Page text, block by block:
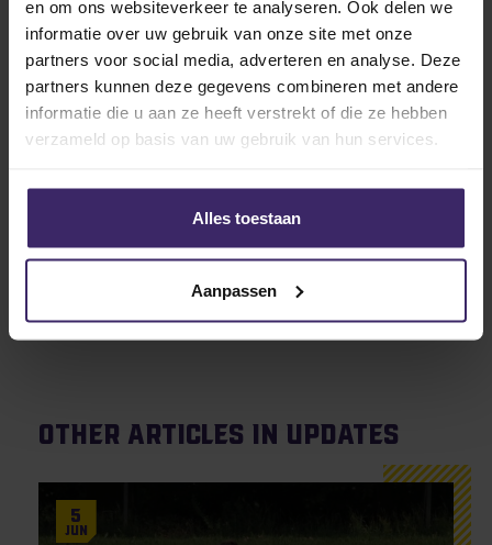
en om ons websiteverkeer te analyseren. Ook delen we
informatie over uw gebruik van onze site met onze
partners voor social media, adverteren en analyse. Deze
partners kunnen deze gegevens combineren met andere
informatie die u aan ze heeft verstrekt of die ze hebben
verzameld op basis van uw gebruik van hun services.
Alles toestaan
Aanpassen
nog eens besproken konden worden. Vervolgens
kregen de coaches nog zo’n twee uur de kans om
een persoonlijk gesprek aan te gaan met de
speelsters die een goede indruk wisten te maken de
afgelopen twee dagen.
Al met al hebben wij, samen met onze 17 aanwezige
Nederlandse talenten, het als een zeer leuke en
willen wij alle betrokkenen enorm bedanken voor het
maken van een enorm leuk en leerzaam event!
Other articles in Updates
5
Jun